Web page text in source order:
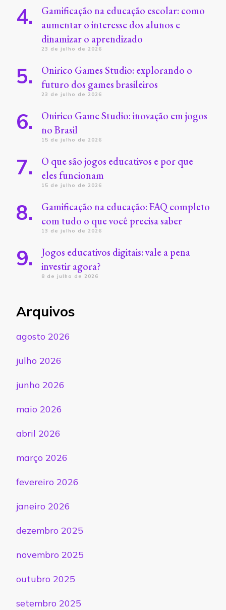
Gamificação na educação escolar: como
aumentar o interesse dos alunos e
dinamizar o aprendizado
23 de julho de 2026
Onirico Games Studio: explorando o
futuro dos games brasileiros
23 de julho de 2026
Onirico Game Studio: inovação em jogos
no Brasil
15 de julho de 2026
O que são jogos educativos e por que
eles funcionam
15 de julho de 2026
Gamificação na educação: FAQ completo
com tudo o que você precisa saber
13 de julho de 2026
Jogos educativos digitais: vale a pena
investir agora?
8 de julho de 2026
Arquivos
agosto 2026
julho 2026
junho 2026
maio 2026
abril 2026
março 2026
fevereiro 2026
janeiro 2026
dezembro 2025
novembro 2025
outubro 2025
setembro 2025